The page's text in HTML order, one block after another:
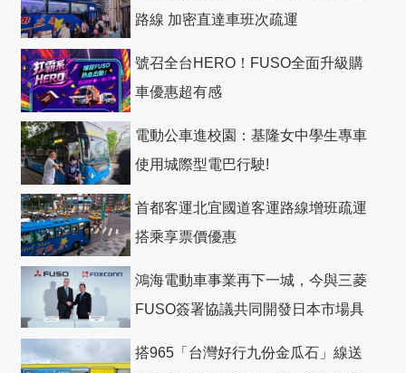
路線 加密直達車班次疏運
號召全台HERO！FUSO全面升級購
車優惠超有感
電動公車進校園：基隆女中學生專車
使用城際型電巴行駛!
首都客運北宜國道客運路線增班疏運
搭乘享票價優惠
鴻海電動車事業再下一城，今與三菱
FUSO簽署協議共同開發日本市場具
搭965「台灣好行九份金瓜石」線送